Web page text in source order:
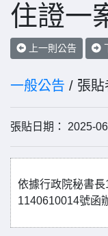
住證一
上一則公告
一般公告 / 張貼
張貼日期： 2025-
依據行政院秘書
1140610014號函